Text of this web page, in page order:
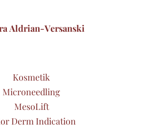
Aldrian-Versanski
Kosmetik
Microneedling
MesoLift
Derm Indication